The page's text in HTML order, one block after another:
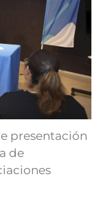
presentación
de